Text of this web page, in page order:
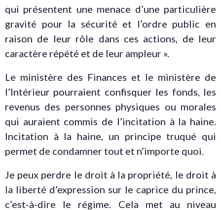
qui présentent une menace d’une particulière
gravité pour la sécurité et l’ordre public en
raison de leur rôle dans ces actions, de leur
caractère répété et de leur ampleur ».
Le ministère des Finances et le ministère de
l’Intérieur pourraient confisquer les fonds, les
revenus des personnes physiques ou morales
qui auraient commis de l’incitation à la haine.
Incitation à la haine, un principe truqué qui
permet de condamner tout et n’importe quoi.
Je peux perdre le droit à la propriété, le droit à
la liberté d’expression sur le caprice du prince,
c’est-à-dire le régime. Cela met au niveau